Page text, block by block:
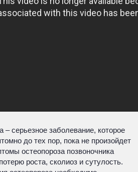
– серьезное заболевание, которое
до тех пор, пока не произойдет
остеопороза позвоночника
роста, сколиоз и сутулость.